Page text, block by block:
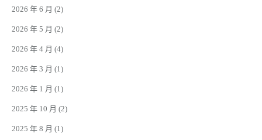
2026 年 6 月 (2)
2026 年 5 月 (2)
2026 年 4 月 (4)
2026 年 3 月 (1)
2026 年 1 月 (1)
2025 年 10 月 (2)
2025 年 8 月 (1)